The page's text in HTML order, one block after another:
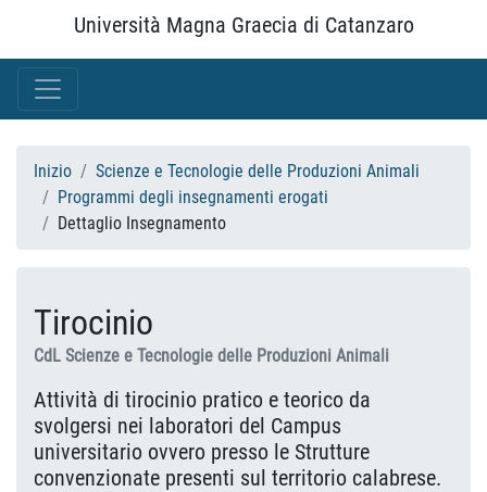
Università Magna Graecia di Catanzaro
Inizio
Scienze e Tecnologie delle Produzioni Animali
Programmi degli insegnamenti erogati
Dettaglio Insegnamento
Tirocinio
CdL Scienze e Tecnologie delle Produzioni Animali
Attività di tirocinio pratico e teorico da
svolgersi nei laboratori del Campus
universitario ovvero presso le Strutture
convenzionate presenti sul territorio calabrese.